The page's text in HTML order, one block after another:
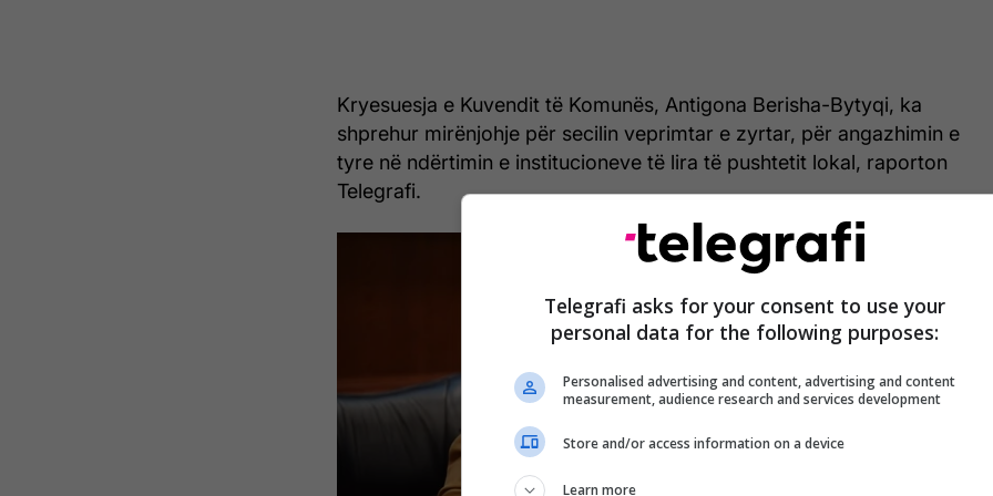
Kryesuesja e Kuvendit të Komunës, Antigona Berisha-Bytyqi, ka
shprehur mirënjohje për secilin veprimtar e zyrtar, për angazhimin e
tyre në ndërtimin e institucioneve të lira të pushtetit lokal, raporton
Telegrafi.
Telegrafi asks for your consent to use your
personal data for the following purposes:
Personalised advertising and content, advertising and content
measurement, audience research and services development
Store and/or access information on a device
Learn more